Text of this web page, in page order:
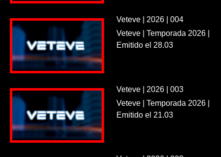
Veteve | 2026 | 004
Veteve | Temporada 2026 |
Emitido el 28.03
Veteve | 2026 | 003
Veteve | Temporada 2026 |
Emitido el 21.03